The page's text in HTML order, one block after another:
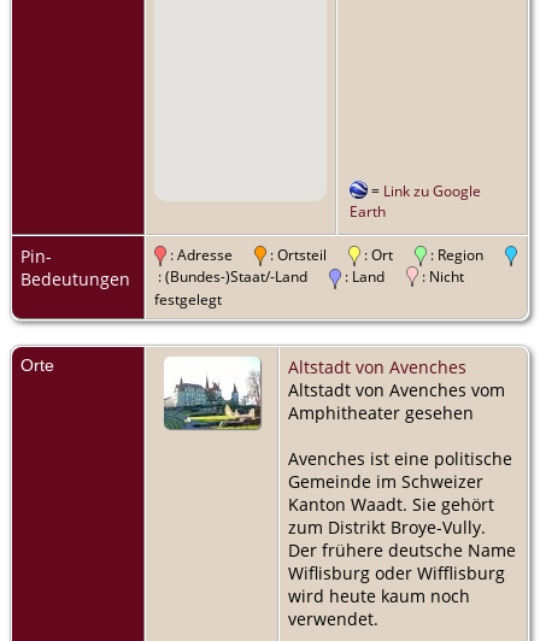
= Link zu Google
Earth
Pin-
Bedeutungen
: Adresse : Ortsteil : Ort
: Region
: (Bundes-)Staat/-Land
: Land
: Nicht
festgelegt
Orte
Altstadt von Avenches
Altstadt von Avenches vom
Amphitheater gesehen
Avenches ist eine politische
Gemeinde im Schweizer
Kanton Waadt. Sie gehört
zum Distrikt Broye-Vully.
Der frühere deutsche Name
Wiflisburg oder Wifflisburg
wird heute kaum noch
verwendet.